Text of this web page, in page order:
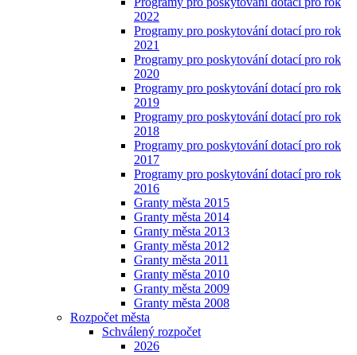
2022
Programy pro poskytování dotací pro rok
2021
Programy pro poskytování dotací pro rok
2020
Programy pro poskytování dotací pro rok
2019
Programy pro poskytování dotací pro rok
2018
Programy pro poskytování dotací pro rok
2017
Programy pro poskytování dotací pro rok
2016
Granty města 2015
Granty města 2014
Granty města 2013
Granty města 2012
Granty města 2011
Granty města 2010
Granty města 2009
Granty města 2008
Rozpočet města
Schválený rozpočet
2026